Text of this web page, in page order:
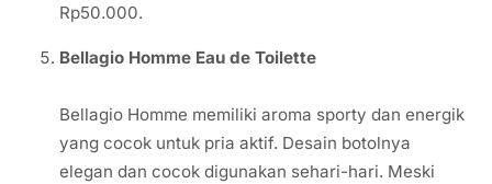
Rp50.000.
Bellagio Homme Eau de Toilette
Bellagio Homme memiliki aroma sporty dan energik
yang cocok untuk pria aktif. Desain botolnya
elegan dan cocok digunakan sehari-hari. Meski